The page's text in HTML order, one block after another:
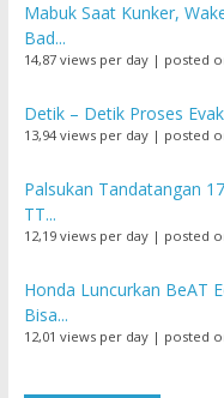
Mabuk Saat Kunker,
Bad...
14,87 views per day| posted
Detik – Detik Proses
13,94 views per day| posted
Palsukan Tandatangan
TT...
12,19 views per day| posted
Honda Luncurkan BeAT
Bisa...
12,01 views per day| posted